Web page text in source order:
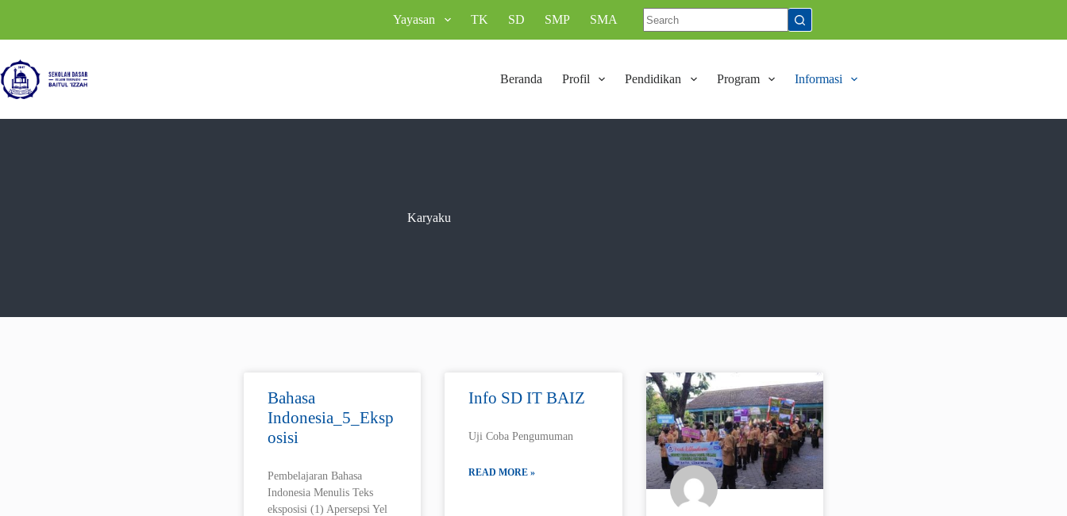
Yayasan TK SD SMP SMA
Beranda Profil Pendidikan Program Informasi
Karyaku
Bahasa
Indonesia_5_Eksp
osisi
Pembelajaran Bahasa
Indonesia Menulis Teks
eksposisi (1) Apersepsi Yel
Info SD IT BAIZ
Uji Coba Pengumuman
READ MORE »